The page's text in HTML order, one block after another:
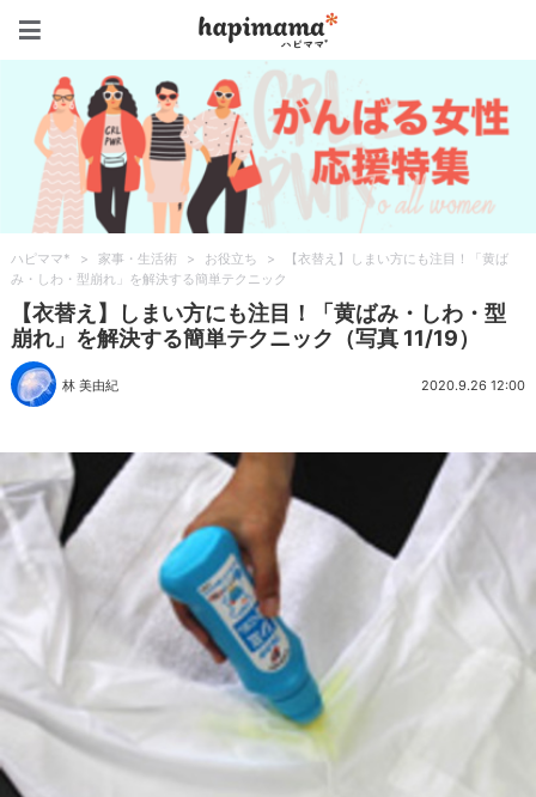
ハピママ* > 家事・生活術 > お役立ち >
【衣替え】しまい方にも注目！「黄ば
み・しわ・型崩れ」を解決する簡単テクニック
【衣替え】しまい方にも注目！「黄ばみ・しわ・型
崩れ」を解決する簡単テクニック（写真 11/19）
林 美由紀 2020.9.26 12:00